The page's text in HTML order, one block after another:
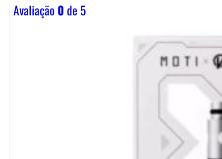
Avaliação0 de 5